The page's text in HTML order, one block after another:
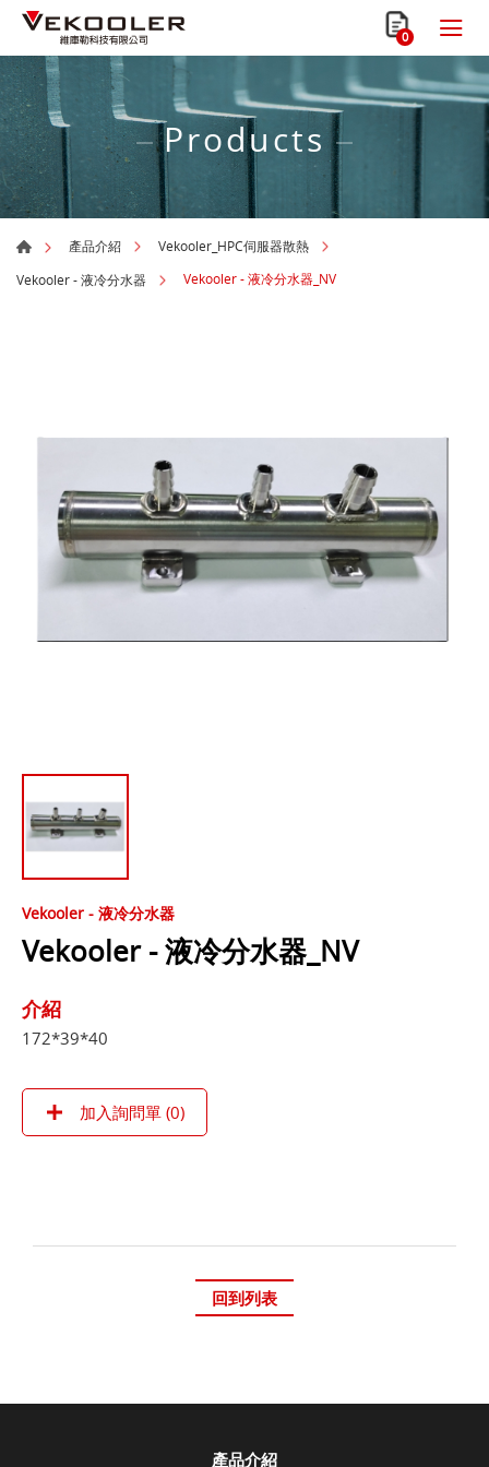
0
Products
產品介紹
Vekooler_HPC伺服器散熱
Vekooler - 液冷分水器
Vekooler - 液冷分水器_NV
Vekooler - 液冷分水器
Vekooler - 液冷分水器_NV
介紹
172*39*40
加入詢問單 (0)
回到列表
產品介紹